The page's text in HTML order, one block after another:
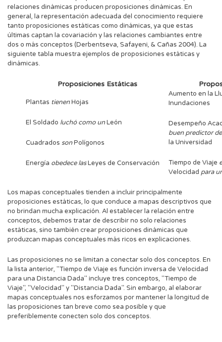
relaciones dinámicas producen proposiciones dinámicas. En
general, la representación adecuada del conocimiento requiere
tanto proposiciones estáticas como dinámicas, ya que estas
últimas captan la covariación y las relaciones cambiantes entre
dos o más conceptos (Derbentseva, Safayeni, & Cañas 2004). La
siguiente tabla muestra ejemplos de proposiciones estáticas y
dinámicas.
Proposiciones Estáticas
Plantas tienenHojas
El Soldado luchó como unLeón
Cuadrados sonPolígonos
Energía obedece lasLeyes de Conservación
Aumento en la
Inundaciones
Desempeño
buen predictor
la Universidad
Tiempo de Viaje
Velocidad para
Los mapas conceptuales tienden a incluir principalmente
proposiciones estáticas, lo que conduce a mapas descriptivos que
no brindan mucha explicación. Al establecer la relación entre
conceptos, debemos tratar de describir no solo relaciones
estáticas, sino también crear proposiciones dinámicas que
produzcan mapas conceptuales más ricos en explicaciones.
Las proposiciones no se limitan a conectar solo dos conceptos. En
la lista anterior, "Tiempo de Viaje es función inversa de Velocidad
para una Distancia Dada" incluye tres conceptos, "Tiempo de
Viaje", "Velocidad" y "Distancia Dada". Sin embargo, al elaborar
mapas conceptuales nos esforzamos por mantener la longitud de
las proposiciones tan breve como sea posible y que
preferiblemente conecten solo dos conceptos.